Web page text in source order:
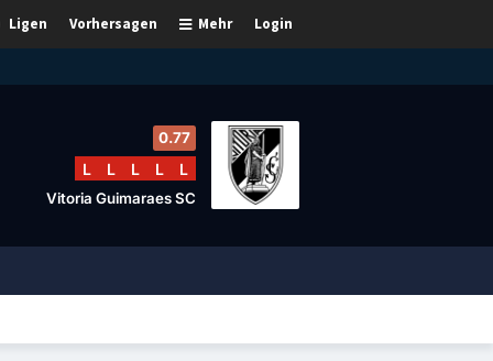
Login
Mehr
Vorhersagen
Ligen
0.77
L L L L L
Vitoria Guimaraes SC